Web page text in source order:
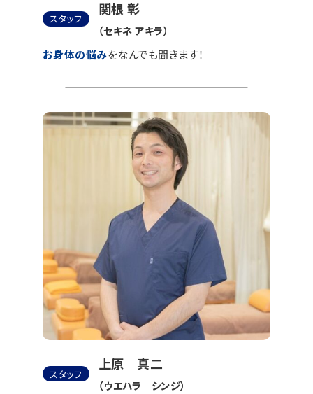
スタッフ
関根 彰
（セキネ アキラ）
お身体の悩みをなんでも聞きます！
スタッフ
上原 真二
（ウエハラ シンジ）